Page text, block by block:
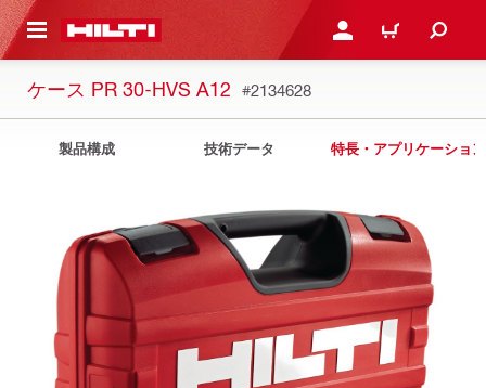
内容を表示 ログイン・新規オンライ
カート
ケース PR 30-HVS A12 #2134628
製品構成 技術データ 特長・アプリケーション